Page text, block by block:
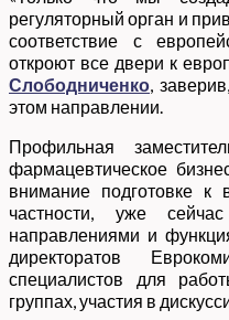
регуляторный орган и
соответствие с
откроют все двери к
Слободниченко,
этом направлении.
Профильная
фармацевтическое
внимание подготовке
частности, уже
направлениями и
директоратов
специалистов для
группах, участия в